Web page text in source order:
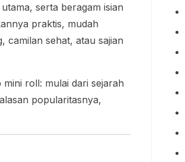
serta beragam isian
praktis, mudah
camilan sehat, atau sajian
roll: mulai dari sejarah
popularitasnya,